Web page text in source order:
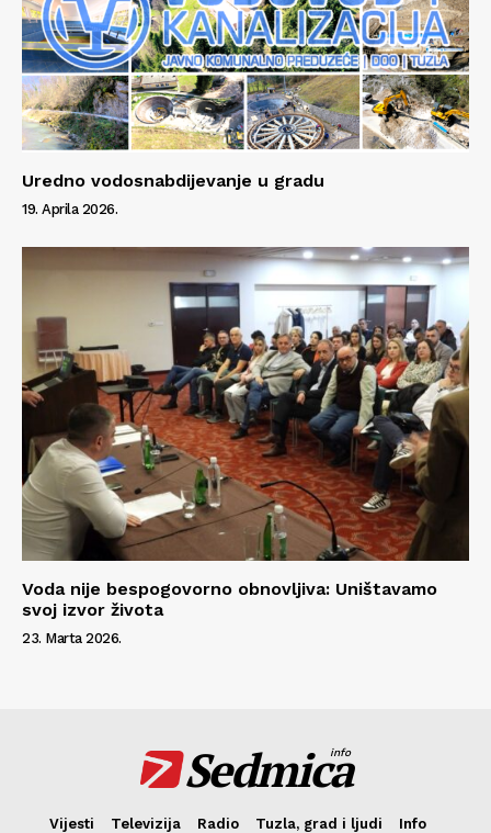
Uredno vodosnabdijevanje u gradu
19. Aprila 2026.
Voda nije bespogovorno obnovljiva: Uništavamo
svoj izvor života
23. Marta 2026.
Sedmica
info
Vijesti Televizija Radio Tuzla, grad i ljudi
Info